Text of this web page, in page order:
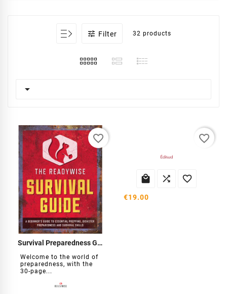
 Filter 32 products

Survival Preparedness Guide
Welcome to the world of
preparedness, with the
30-page...
favorite_border
  
€19.00
favorite_border